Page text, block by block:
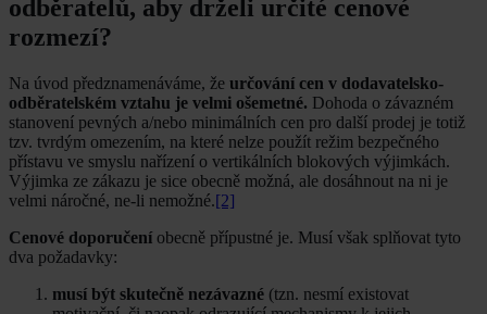
odběratelů, aby drželi určité cenové
rozmezí?
Na úvod předznamenáváme, že určování cen v dodavatelsko-
odběratelském vztahu je velmi ošemetné. Dohoda o závazném
stanovení pevných a/nebo minimálních cen pro další prodej je totiž
tzv. tvrdým omezením, na které nelze použít režim bezpečného
přístavu ve smyslu nařízení o vertikálních blokových výjimkách.
Výjimka ze zákazu je sice obecně možná, ale dosáhnout na ni je
velmi náročné, ne-li nemožné.[2]
Cenové doporučení obecně přípustné je. Musí však splňovat tyto
dva požadavky:
musí být skutečně nezávazné (tzn. nesmí existovat